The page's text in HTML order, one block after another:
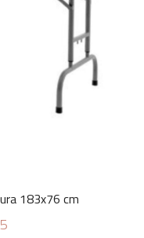
183x76 cm